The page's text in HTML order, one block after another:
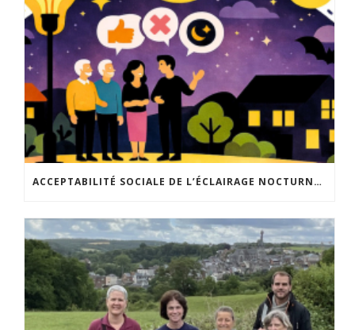
ACCEPTABILITÉ SOCIALE DE L’ÉCLAIRAGE NOCTURNE : LE REPLAY EST DISPONIBLE